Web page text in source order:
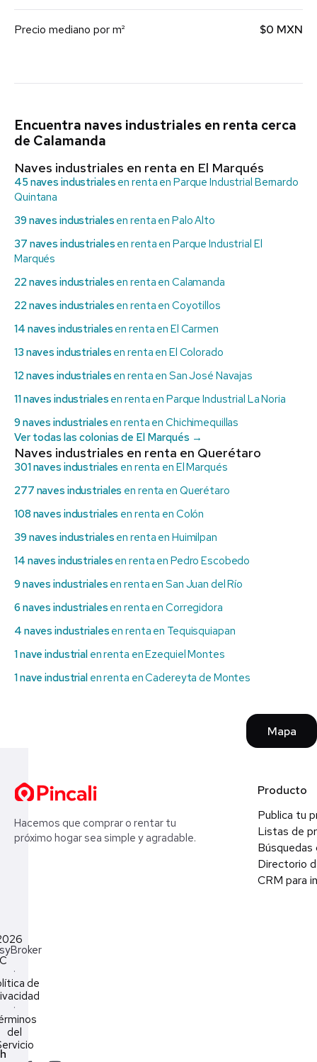
Precio mediano por m² $0 MXN
Encuentra naves industriales en renta cerca
de Calamanda
Naves industriales en renta en El Marqués
45 naves industriales en renta en Parque Industrial Bernardo
Quintana
39 naves industriales en renta en Palo Alto
37 naves industriales en renta en Parque Industrial El
Marqués
22 naves industriales en renta en Calamanda
22 naves industriales en renta en Coyotillos
14 naves industriales en renta en El Carmen
13 naves industriales en renta en El Colorado
12 naves industriales en renta en San José Navajas
11 naves industriales en renta en Parque Industrial La Noria
9 naves industriales en renta en Chichimequillas
Ver todas las colonias de El Marqués →
Naves industriales en renta en Querétaro
301 naves industriales en renta en El Marqués
277 naves industriales en renta en Querétaro
108 naves industriales en renta en Colón
39 naves industriales en renta en Huimilpan
14 naves industriales en renta en Pedro Escobedo
9 naves industriales en renta en San Juan del Río
6 naves industriales en renta en Corregidora
4 naves industriales en renta en Tequisquiapan
1 nave industrialen renta en Ezequiel Montes
1 nave industrialen renta en Cadereyta de Montes
Mapa
Hacemos que comprar o rentar tu
próximo hogar sea simple y agradable.
Producto
Publica tu
Listas de
Búsquedas
Directorio
CRM para
·
de
·
del